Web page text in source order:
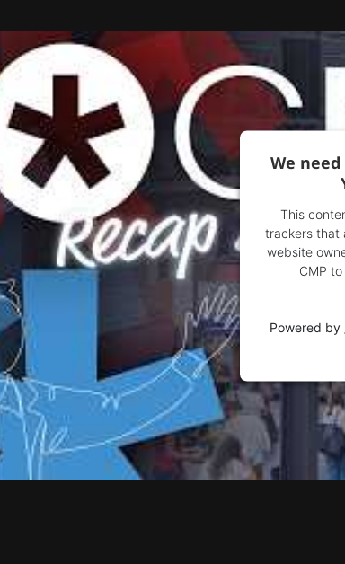
We
This
trackers that
website
CMP
Powered by